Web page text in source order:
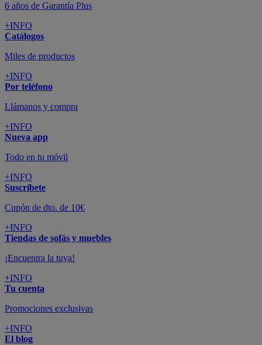
6 años de Garantía Plus
+INFO
Catálogos
Miles de productos
+INFO
Por teléfono
Llámanos y compra
+INFO
Nueva app
Todo en tu móvil
+INFO
Suscríbete
Cupón de dto. de 10€
+INFO
Tiendas de sofás y muebles
¡Encuentra la tuya!
+INFO
Tu cuenta
Promociones exclusivas
+INFO
El blog